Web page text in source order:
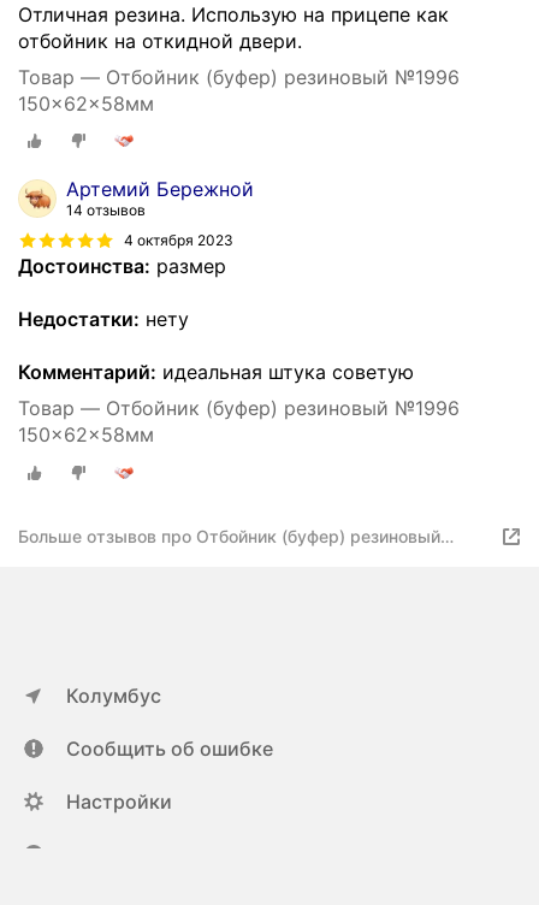
Отличная резина. Использую на прицепе как
отбойник на откидной двери.
Товар — Отбойник (буфер) резиновый №1996
150×62×58мм
Артемий Бережной
14 отзывов
4 октября 2023
Достоинства: размер
Недостатки: нету
Комментарий: идеальная штука советую
Товар — Отбойник (буфер) резиновый №1996
150×62×58мм
Больше отзывов про Отбойник (буфер) резиновый
Колумбус
Сообщить об ошибке
Настройки